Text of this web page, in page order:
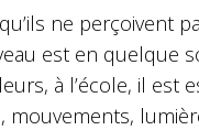
ne perçoivent
est en quelque
à l’école, il
mouvements,